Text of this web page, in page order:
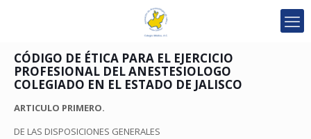
CÓDIGO DE ÉTICA PARA EL EJERCICIO
PROFESIONAL DEL ANESTESIOLOGO
COLEGIADO EN EL ESTADO DE JALISCO
ARTICULO PRIMERO.
DE LAS DISPOSICIONES GENERALES